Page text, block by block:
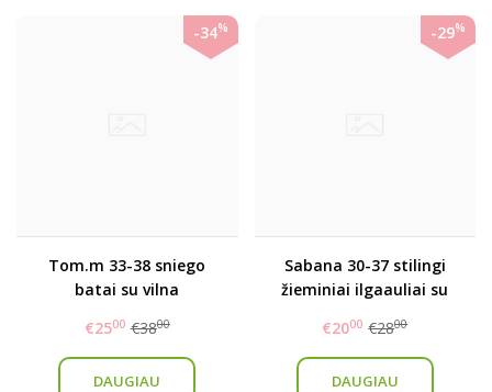
-34%
Tom.m 33-38 sniego
batai su vilna
€2500 €3800
DAUGIAU
-29%
Sabana 30-37 stilingi
žieminiai ilgaauliai su
€2000 €2800
DAUGIAU